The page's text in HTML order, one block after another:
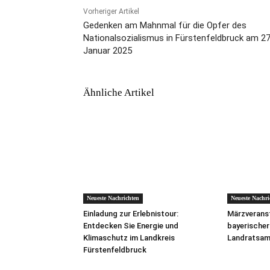
Vorheriger Artikel
Gedenken am Mahnmal für die Opfer des
Nationalsozialismus in Fürstenfeldbruck am
Januar 2025
Ähnliche Artikel
Neueste Nachrichten
Einladung zur Erlebnistour:
Entdecken Sie Energie und
Klimaschutz im Landkreis
Fürstenfeldbruck
Neueste